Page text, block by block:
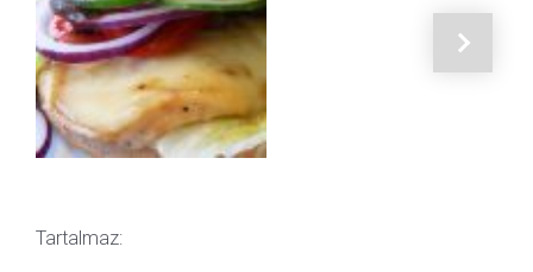
Tartalmaz: